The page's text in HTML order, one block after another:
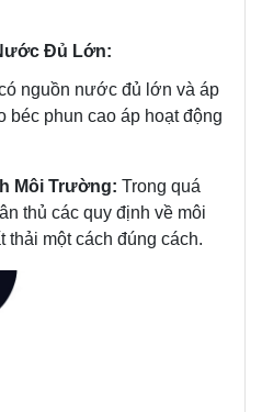
Đủ Lớn:
nguồn nước đủ lớn và áp
béc phun cao áp hoạt động
Môi Trường: Trong quá
thủ các quy định về môi
một cách đúng cách.